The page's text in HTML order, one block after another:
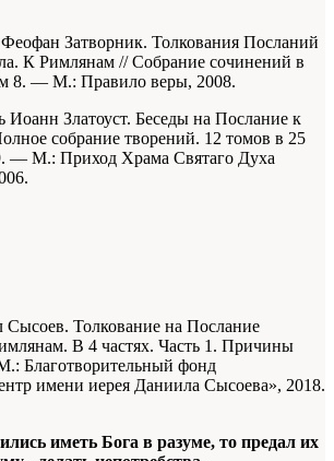
Затворник. Толкования Посланий
К Римлянам // Собрание сочинений в
8. — М.: Правило веры, 2008.
Иоанн Златоуст. Беседы на Послание к
собрание творений. 12 томов в 25
— М.: Приход Храма Святаго Духа
Толкование на Послание
В 4 частях. Часть 1. Причины
Благотворительный фонд
имени иерея Даниила Сысоева», 2018.
иметь Бога в разуме, то предал их